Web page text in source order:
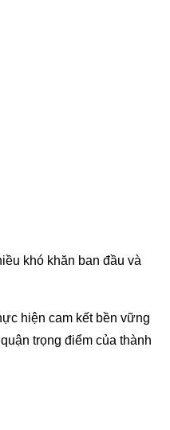
khó khăn ban đầu và
hiện cam kết bền vững
trọng điểm của thành